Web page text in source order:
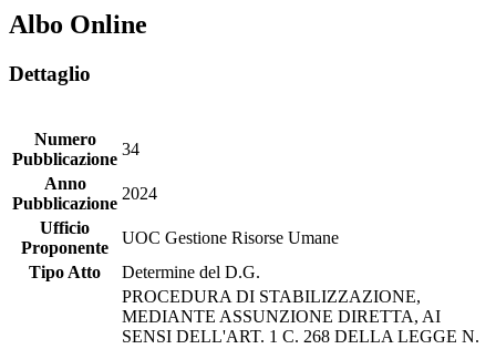
Albo Online
Dettaglio
Numero
Pubblicazione
34
Anno
Pubblicazione
2024
Ufficio
Proponente
UOC Gestione Risorse Umane
Tipo Atto
Determine del D.G.
PROCEDURA DI STABILIZZAZIONE,
MEDIANTE ASSUNZIONE DIRETTA, AI
SENSI DELL'ART. 1 C. 268 DELLA LEGGE N.